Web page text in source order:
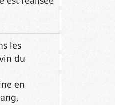
les
du
en
sur la